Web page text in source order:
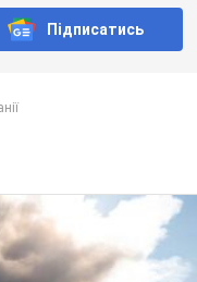
Підписатись